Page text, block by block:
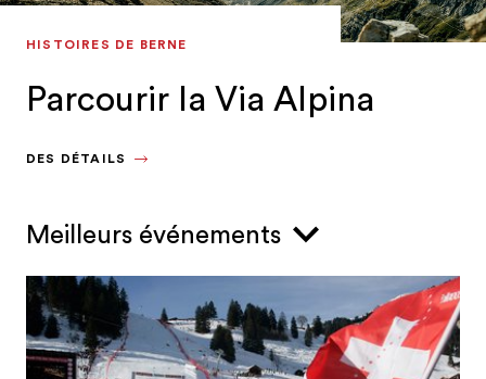
HISTOIRES DE BERNE
Parcourir la Via Alpina
DES DÉTAILS
Meilleurs événements